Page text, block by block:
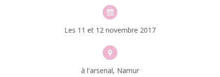
Les 11 et 12 novembre 2017
à l'arsenal, Namur